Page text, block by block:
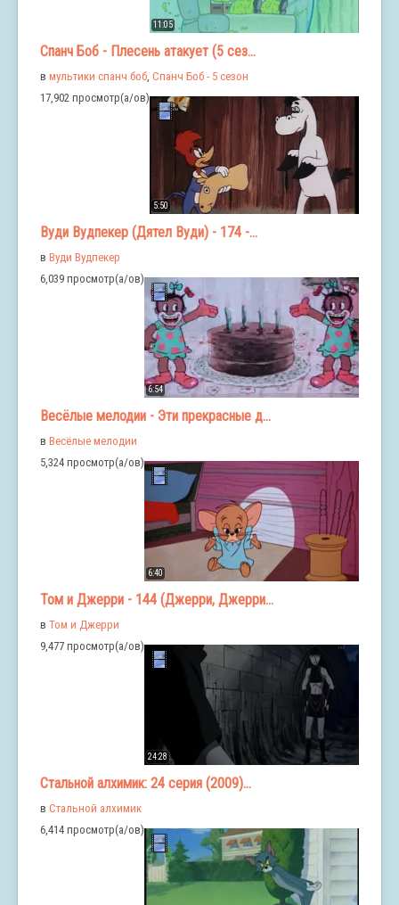
11:05
Спанч Боб - Плесень атакует (5 сез...
в мультики спанч боб, Спанч Боб - 5 сезон
17,902 просмотр(а/ов)
5:50
Вуди Вудпекер (Дятел Вуди) - 174 -...
в Вуди Вудпекер
6,039 просмотр(а/ов)
6:54
Весёлые мелодии - Эти прекрасные д...
в Весёлые мелодии
5,324 просмотр(а/ов)
6:40
Том и Джерри - 144 (Джерри, Джерри...
в Том и Джерри
9,477 просмотр(а/ов)
24:28
Стальной алхимик: 24 серия (2009)...
в Стальной алхимик
6,414 просмотр(а/ов)